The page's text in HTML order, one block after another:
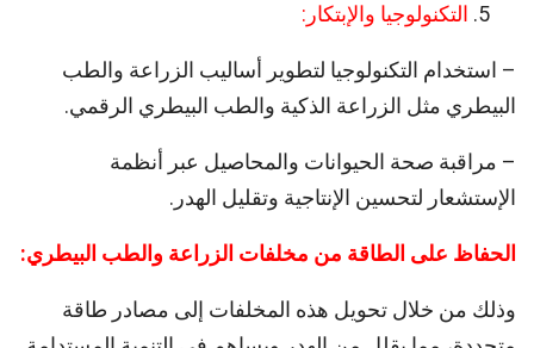
التكنولوجيا والإبتكار:
– استخدام التكنولوجيا لتطوير أساليب الزراعة والطب
البيطري مثل الزراعة الذكية والطب البيطري الرقمي.
– مراقبة صحة الحيوانات والمحاصيل عبر أنظمة
الإستشعار لتحسين الإنتاجية وتقليل الهدر.
الحفاظ على الطاقة من مخلفات الزراعة والطب البيطري:
وذلك من خلال تحويل هذه المخلفات إلى مصادر طاقة